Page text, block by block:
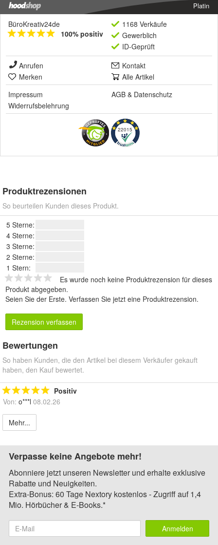
Platin
BüroKreativ24de
100% positiv
1168 Verkäufe
Gewerblich
ID-Geprüft
Anrufen
Kontakt
Merken
Alle Artikel
Impressum
AGB & Datenschutz
Widerrufsbelehrung
22015
Produktrezensionen
So beurteilen Kunden dieses Produkt.
5 Sterne:
4 Sterne:
3 Sterne:
2 Sterne:
1 Stern:
Es wurde noch keine Produktrezension für dieses
Produkt abgegeben.
Seien Sie der Erste. Verfassen Sie jetzt eine Produktrezension.
Rezension verfassen
Bewertungen
So haben Kunden, die den Artikel bei diesem Verkäufer gekauft
haben, den Kauf bewertet.
Positiv
Von: o***l 08.02.26
Mehr...
Verpasse keine Angebote mehr!
Abonniere jetzt unseren Newsletter und erhalte exklusive
Rabatte und Neuigkeiten.
Extra-Bonus: 60 Tage Nextory kostenlos - Zugriff auf 1,4
Mio. Hörbücher & E-Books.*
Anmelden